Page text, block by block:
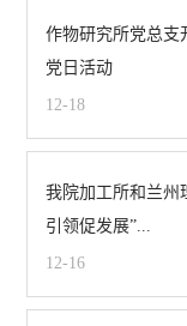
作物研究所党总支
党日活动
12-18
我院加工所和兰州
引领促发展”...
12-16